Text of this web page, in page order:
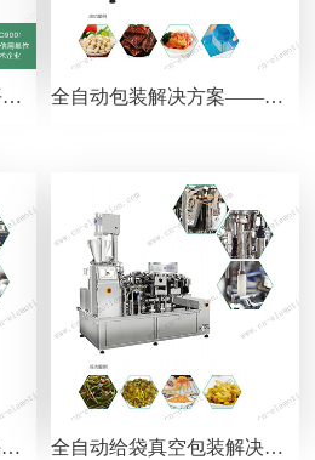
YD-PXZK-2031 给袋式平行真空包装机 全自动包装解决方案——非抽真空
全自动给袋真空包装解决方案——碗式提升机 全自动给袋真空包装解决方案——螺杆计量下料器